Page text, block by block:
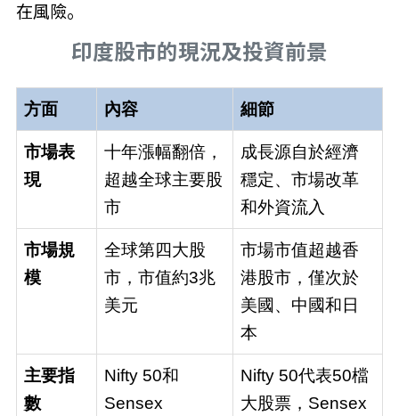
在風險。
印度股市的現況及投資前景
方面 內容 細節
市場表
現
十年漲幅翻倍，
超越全球主要股
市
成長源自於經濟
穩定、市場改革
和外資流入
市場規
模
全球第四大股
市，市值約3兆
美元
市場市值超越香
港股市，僅次於
美國、中國和日
本
主要指
數
Nifty 50和
Sensex
Nifty 50代表50檔
大股票，Sensex